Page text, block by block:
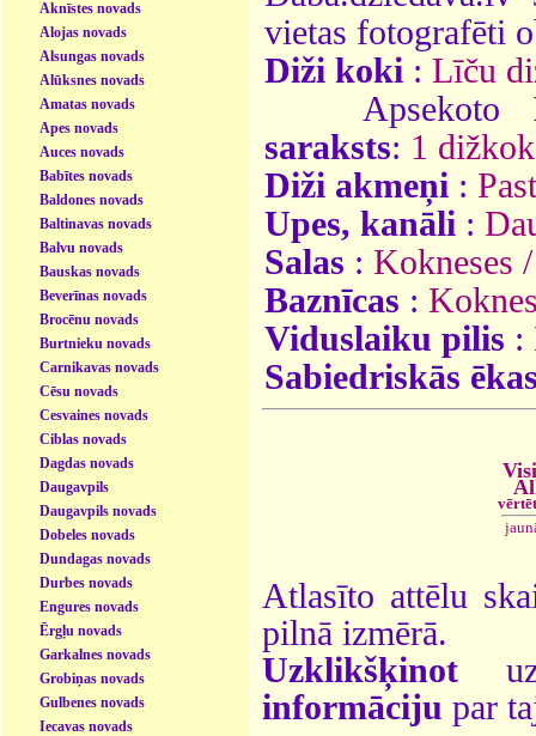
Aknīstes novads
Alojas novads
Alsungas novads
Alūksnes novads
Amatas novads
Apes novads
Auces novads
Babītes novads
Baldones novads
Baltinavas novads
Balvu novads
Bauskas novads
Beverīnas novads
Brocēnu novads
Burtnieku novads
Carnikavas novads
Cēsu novads
Cesvaines novads
Ciblas novads
Dagdas novads
Daugavpils
Daugavpils novads
Dobeles novads
Dundagas novads
Durbes novads
Engures novads
Ērgļu novads
Garkalnes novads
Grobiņas novads
Gulbenes novads
Iecavas novads
vietas fotografēti
Diži koki : Līču
Apsekoto
saraksts: 1
Diži akmeņi :
Upes, kanāli :
Salas : Kokneses
Baznīcas :
Viduslaiku pilis :
Sabiedriskās
Atlasīto attēlu
pilnā izmērā.
Uzklikšķinot
informāciju par